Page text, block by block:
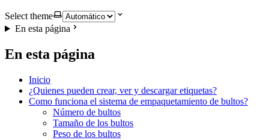
Select theme
En esta página
En esta página
Inicio
¿Quienes pueden crear, ver y descargar etiquetas?
Como funciona el sistema de empaquetamiento de bultos?
Número de bultos
Tamaño de los bultos
Peso de los bultos